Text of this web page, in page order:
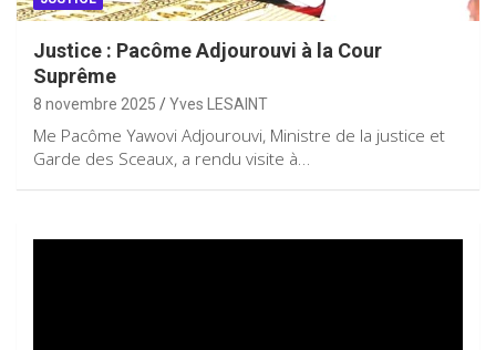
Justice : Pacôme Adjourouvi à la Cour
Suprême
8 novembre 2025 Yves LESAINT
Me Pacôme Yawovi Adjourouvi, Ministre de la justice et
Garde des Sceaux, a rendu visite à…